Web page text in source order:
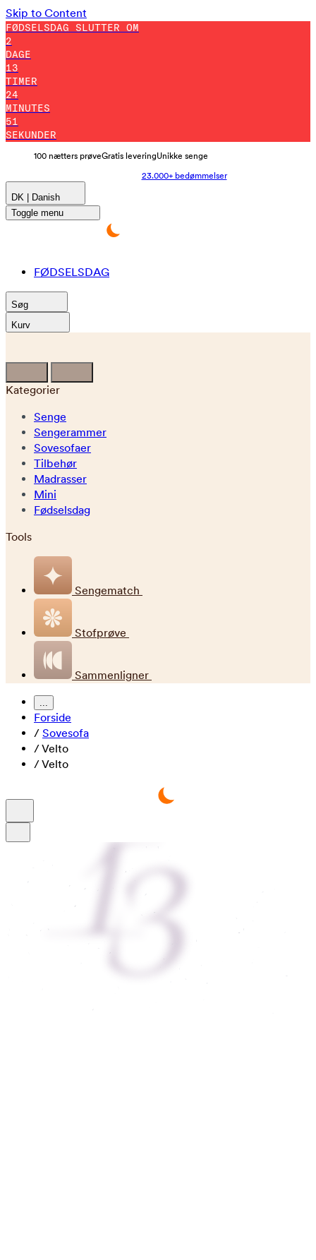
Skip to Content
FØDSELSDAG SLUTTER OM
2
DAGE
13
TIMER
24
MINUTES
46
SEKUNDER
100 nætters prøveGratis leveringUnikke senge
23.000+ bedømmelser
DK | Danish
Toggle menu
FØDSELSDAG
Søg
Kurv
Kategorier
Senge
Sengerammer
Sovesofaer
Tilbehør
Madrasser
Mini
Fødselsdag
Tools
Sengematch
Stofprøve
Sammenligner
...
Forside
/ Sovesofa
/Velto
/Velto